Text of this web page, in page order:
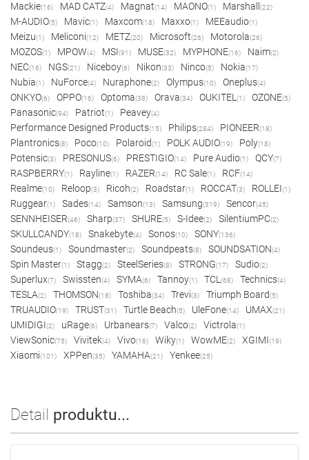
Mackie(16) MAD CATZ(4) Magnat(14) MAONO(1) Marshall (22)
M-AUDIO(5) Mavic(1) Maxcom(18) Maxxo(1) MEEaudio(1)
Meizu(1) Meliconi(12) METZ(20) Microsoft(26) Motorola(26)
MOZOS(1) MPOW(4) MSI(91) MUSE(32) MYPHONE(16) Naim(2)
NEC(16) NGS(21) Niceboy(6) Nikon(33) Ninco(5) Nokia(17)
Nubia(1) NuForce(4) Nuraphone(2) Olympus(10) Oneplus(4)
ONKYO(6) OPPO(16) Optoma(38) Orava(34) OUKITEL (1) OZONE(5)
Panasonic(94) Patriot(1) Peavey(4)
Performance Designed Products(15) Philips(284) PIONEER(18)
Plantronics(8) Poco(10) Polaroid(1) POLK AUDIO(19) Poly(18)
Potensic(3) PRESONUS(6) PRESTIGIO(14) Pure Audio(1) QCY(7)
RASPBERRY(1) Rayline(1) RAZER(14) RC Sale(1) RCF(14)
Realme(10) Reloop(3) Ricoh(2) Roadstar(1) ROCCAT(3) ROLLEI(1)
Ruggear(1) Sades(14) Samson(13) Samsung(319) Sencor(45)
SENNHEISER(46) Sharp(37) SHURE(5) S-Idee(2) SilentiumPC(2)
SKULLCANDY(18) Snakebyte(4) Sonos(10) SONY(136)
Soundeus(1) Soundmaster(2) Soundpeats(8) SOUNDSATION(4)
Spin Master(1) Stagg(2) SteelSeries(8) STRONG(17) Sudio(2)
Superlux(7) Swissten(4) SYMA(6) Tannoy(1) TCL (68) Technics(4)
TESLA(2) THOMSON(18) Toshiba(34) Trevi(3) Triumph Board(5)
TRUAUDIO(19) TRUST(31) Turtle Beach(5) UleFone(14) UMAX(21)
UMIDIGI(2) uRage(6) Urbanears(7) Valco(2) Victrola(1)
ViewSonic(75) Vivitek(4) Vivo(16) Wiky(1) WowME(2) XGIMI(19)
Xiaomi(101) XPPen(35) YAMAHA(21) Yenkee(25)
Detail produktu...